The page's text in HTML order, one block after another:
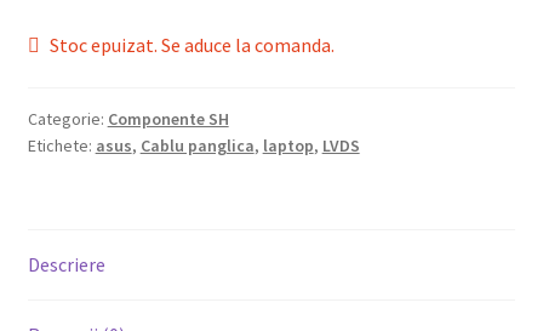
a
90,00 lei.
este:
Stoc epuizat. Se aduce la comanda.
Categorie: Componente SH
Etichete: asus, Cablu panglica, laptop, LVDS
Descriere